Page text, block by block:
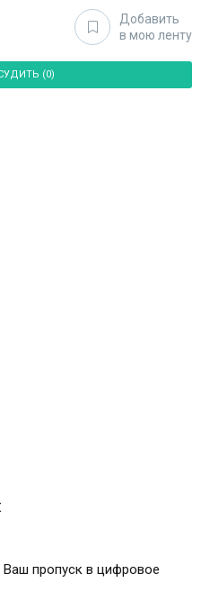
Добавить
в мою ленту
(0)
пропуск в цифровое